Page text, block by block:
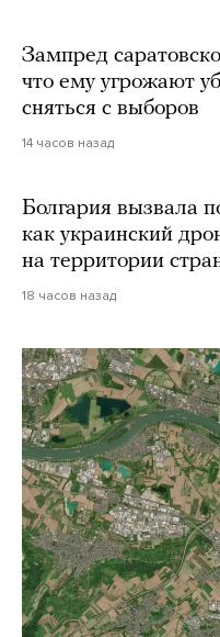
Зампред
что ему угрожают
сняться с выборов
14 часов назад
Болгария вызвала
как украинский
на территории
18 часов назад